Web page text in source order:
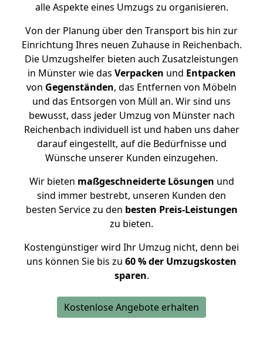
alle Aspekte eines Umzugs zu organisieren.
Von der Planung über den Transport bis hin zur
Einrichtung Ihres neuen Zuhause in Reichenbach.
Die Umzugshelfer bieten auch Zusatzleistungen
in Münster wie das Verpacken und Entpacken
von Gegenständen, das Entfernen von Möbeln
und das Entsorgen von Müll an. Wir sind uns
bewusst, dass jeder Umzug von Münster nach
Reichenbach individuell ist und haben uns daher
darauf eingestellt, auf die Bedürfnisse und
Wünsche unserer Kunden einzugehen.
Wir bieten maßgeschneiderte Lösungen und
sind immer bestrebt, unseren Kunden den
besten Service zu den besten Preis-Leistungen
zu bieten.
Kostengünstiger wird Ihr Umzug nicht, denn bei
uns können Sie bis zu 60 % der Umzugskosten
sparen.
Kostenlose Angebote erhalten